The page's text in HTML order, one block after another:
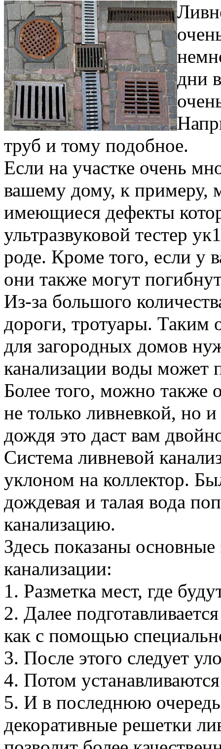
дни
труб и тому подобное.
Если на участке очень
вашему дому, к примеру,
имеющиеся дефекты
ультразвуковой тестер
роде. Кроме того, если у
они также могут
Из-за большого
дороги, тротуары. Таким
для загородных домов
канализации воды может
Более того, можно также
не только ливневкой, но
дождя это даст вам
Система ливневой
уклоном на коллектор.
дождевая и талая вода
канализацию.
Здесь показаны
канализации:
1. Разметка мест, где
2. Далее
как с помощью
3. После этого следует
4. Потом
5. И в последнюю очередь
декоративные решетки